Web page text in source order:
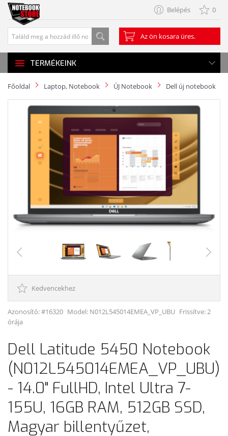
Belépés 0
Az ön kosara üres.
TERMÉKEINK
Főoldal Laptop, Notebook ÚJ Notebook Dell új notebook
Kedvencekhez
Azonosító: #16320 Model: N012L545014EMEA_VP_UBU Frissítve: 2
órája
Dell Latitude 5450 Notebook
(N012L545014EMEA_VP_UBU)
- 14.0" FullHD, Intel Ultra 7-
155U, 16GB RAM, 512GB SSD,
Magyar billentyűzet,